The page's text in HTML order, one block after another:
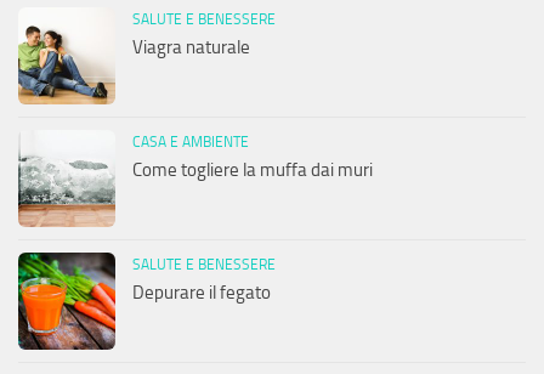
SALUTE E BENESSERE
Viagra naturale
CASA E AMBIENTE
Come togliere la muffa dai muri
SALUTE E BENESSERE
Depurare il fegato